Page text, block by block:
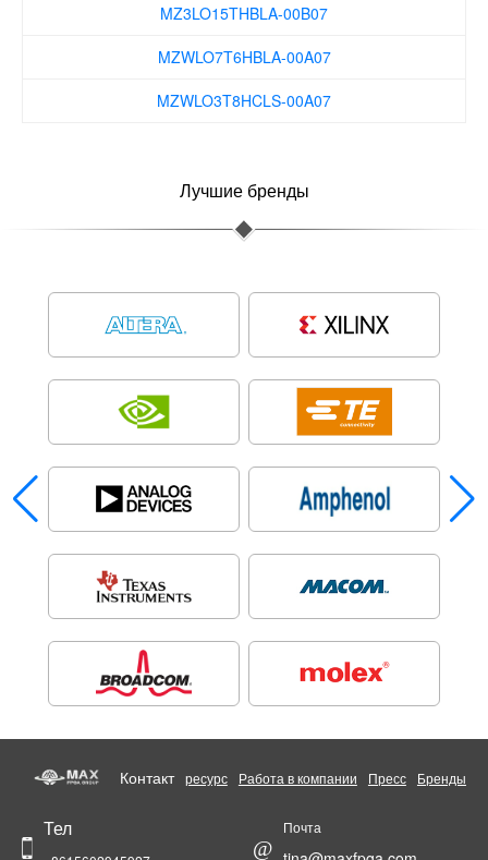
MZ3LO15THBLA-00B07
MZWLO7T6HBLA-00A07
MZWLO3T8HCLS-00A07
Лучшие бренды
Контакт ресурс Работа в компании Пресс Бренды
Тел
@
Почта